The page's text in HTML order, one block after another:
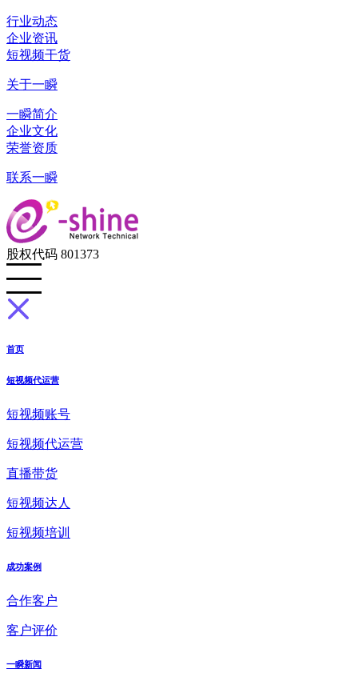
行业动态
企业资讯
短视频干货
关于一瞬
一瞬简介
企业文化
荣誉资质
联系一瞬
股权代码 801373
首页
短视频代运营
短视频账号
短视频代运营
直播带货
短视频达人
短视频培训
成功案例
合作客户
客户评价
一瞬新闻